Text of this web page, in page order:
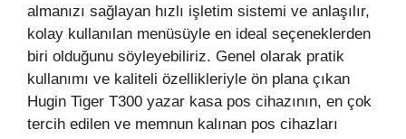
almanızı sağlayan hızlı işletim sistemi ve anlaşılır,
kolay kullanılan menüsüyle en ideal seçeneklerden
biri olduğunu söyleyebiliriz. Genel olarak pratik
kullanımı ve kaliteli özellikleriyle ön plana çıkan
Hugin Tiger T300 yazar kasa pos cihazının, en çok
tercih edilen ve memnun kalınan pos cihazları